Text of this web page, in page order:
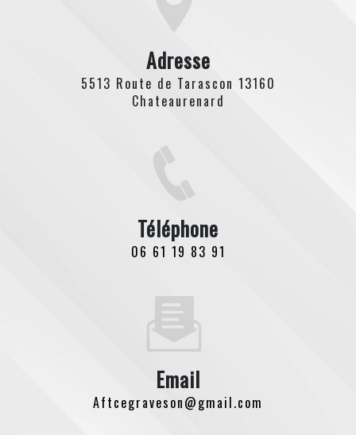
Adresse
5513 Route de Tarascon 13160
Chateaurenard
Téléphone
06 61 19 83 91
Email
aftcegraveson@gmail.com